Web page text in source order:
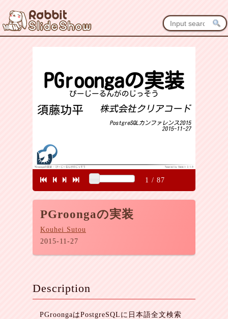
PGroongaの実装
Kouhei Sutou
2015-11-27
1 / 87
Description
PGroongaはPostgreSQLに日本語全文検索